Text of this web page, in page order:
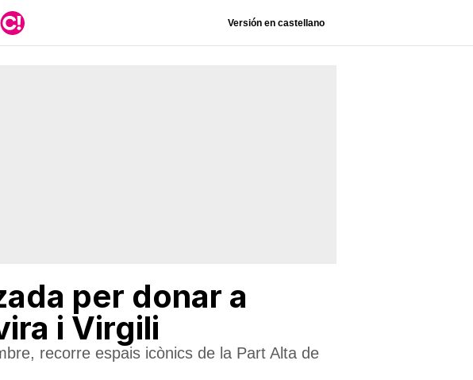
Versión en castellano
per donar a
i Virgili
recorre espais icònics de la Part Alta de